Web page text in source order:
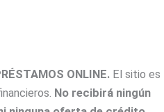
ONLINE. El sitio es
No recibirá ningún